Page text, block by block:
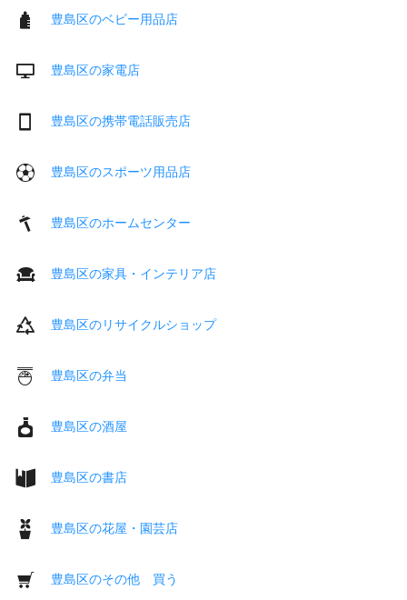
豊島区のベビー用品店
豊島区の家電店
豊島区の携帯電話販売店
豊島区のスポーツ用品店
豊島区のホームセンター
豊島区の家具・インテリア店
豊島区のリサイクルショップ
豊島区の弁当
豊島区の酒屋
豊島区の書店
豊島区の花屋・園芸店
豊島区のその他 買う